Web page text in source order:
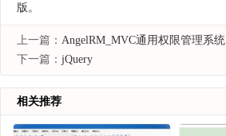
版。
上一篇： AngelRM_MVC通用权限管理系统
下一篇： jQuery
相关推荐